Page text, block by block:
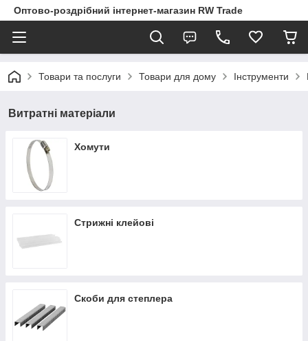
Оптово-роздрібний інтернет-магазин RW Trade
Товари та послуги Товари для дому Інструменти
Витратні матеріали
Хомути
Стрижні клейові
Скоби для степлера